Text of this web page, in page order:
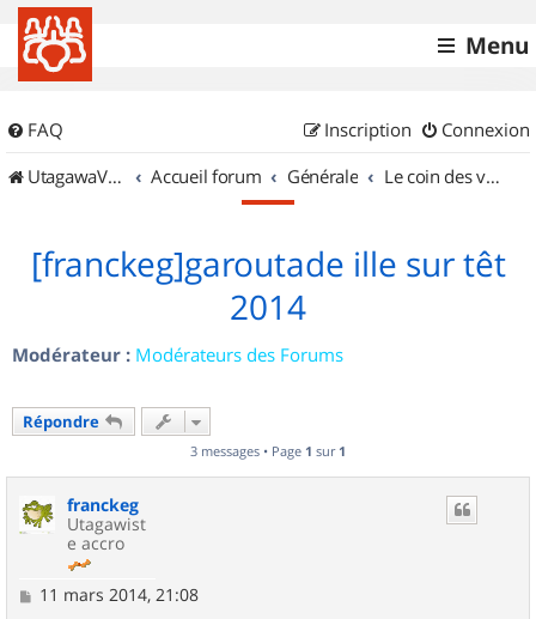
Menu
FAQ Connexion
Inscription
UtagawaVTT (Randos VTT et VTTAE avec traces GPS)
Accueil forum Générale Le coin des vidéastes
[franckeg]garoutade ille sur têt
2014
Modérateur : Modérateurs des Forums
Répondre
3 messages • Page 1 sur 1
franckeg
Utagawist
e accro
M11 mars 2014, 21:08